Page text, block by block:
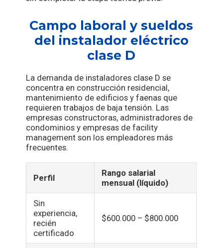
Campo laboral y sueldos
del instalador eléctrico
clase D
La demanda de instaladores clase D se
concentra en construcción residencial,
mantenimiento de edificios y faenas que
requieren trabajos de baja tensión. Las
empresas constructoras, administradores de
condominios y empresas de facility
management son los empleadores más
frecuentes.
Perfil
Rango salarial
mensual (líquido)
Sin
experiencia,
recién
certificado
$600.000 – $800.000